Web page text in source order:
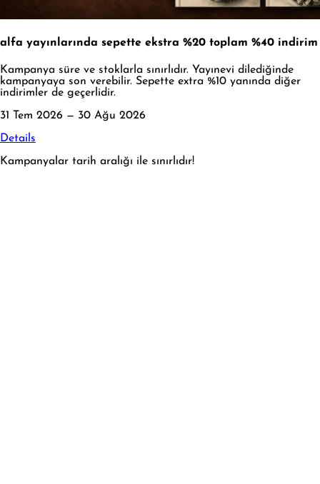
alfa yayınlarında sepette ekstra %20 toplam %40 indirim
Kampanya süre ve stoklarla sınırlıdır. Yayınevi dilediğinde
kampanyaya son verebilir. Sepette extra %10 yanında diğer
indirimler de geçerlidir.
31 Tem 2026 — 30 Ağu 2026
Details
Kampanyalar tarih aralığı ile sınırlıdır!